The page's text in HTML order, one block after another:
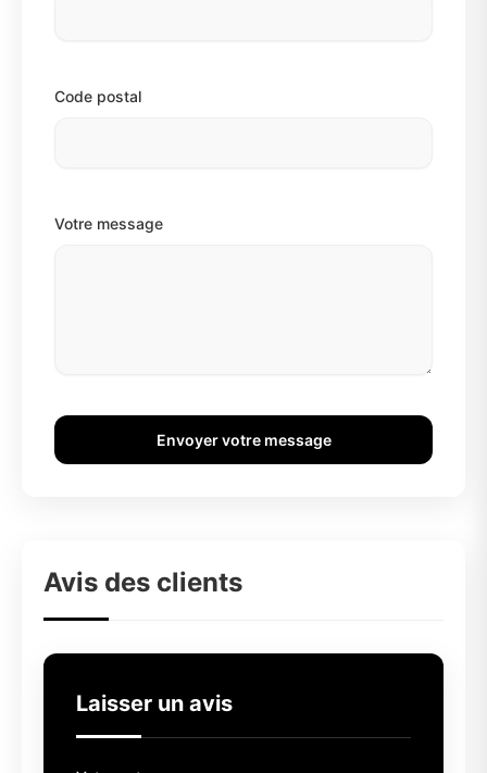
Code postal
Votre message
Envoyer votre message
Avis des clients
Laisser un avis